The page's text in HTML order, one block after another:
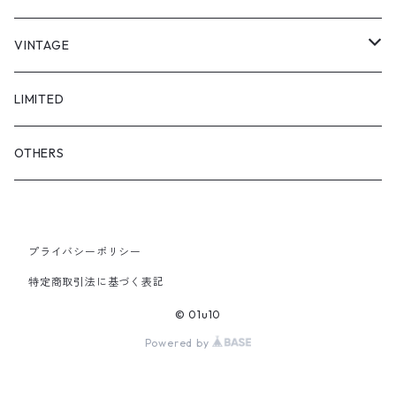
"asobi"
1+O
FULL DIVE
iCONOLOGY
VINTAGE
TOPS
OUTER
SHOES & ACCESSORY
LIMITED
OTHERS
プライバシーポリシー
特定商取引法に基づく表記
© 01u10
Powered by